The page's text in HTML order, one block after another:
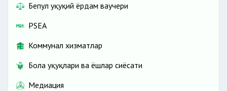
Бепул ҳуқуқий ёрдам ваучери
PSEA
Коммунал хизматлар
Бола ҳуқуқлари ва ёшлар сиёсати
Медиация